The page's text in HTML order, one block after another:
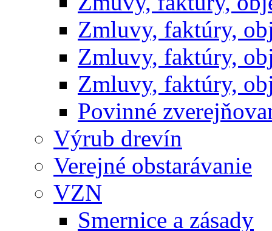
Zmluvy, faktúry,
Zmluvy, faktúry,
Zmluvy, faktúry,
Povinné
Výrub drevín
Verejné obstarávanie
VZN
Smernice a zásady